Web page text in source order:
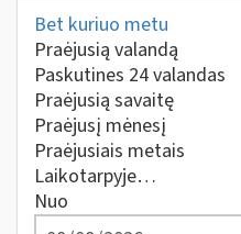
Bet kuriuo metu
Praėjusią valandą
Paskutines 24 valandas
Praėjusią savaitę
Praėjusį mėnesį
Praėjusiais metais
Laikotarpyje…
Nuo